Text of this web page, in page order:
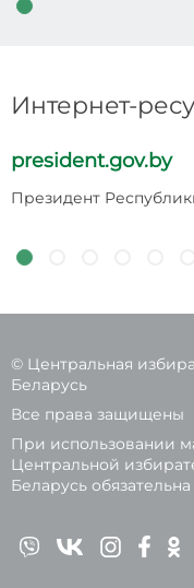
Интернет-
president.gov.by
Президент
© Центральная
Беларусь
Все права защищены
При использовании
Центральной
Беларусь обязательна